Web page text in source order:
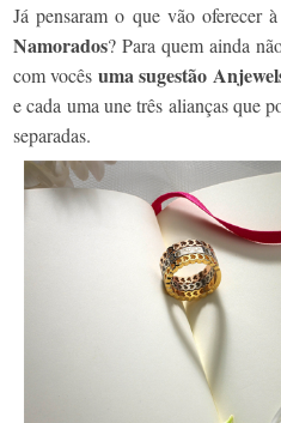
Já pensaram o que vão oferecer
Namorados? Para quem ainda
com vocês uma sugestão
e cada uma une três alianças que
separadas.